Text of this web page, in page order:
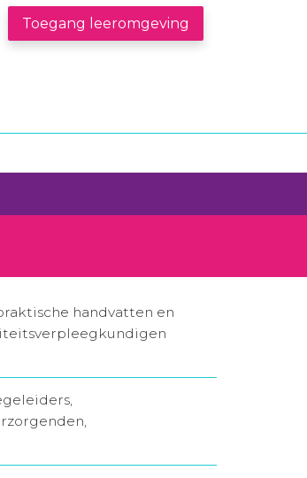
Toegang leeromgeving
handvatten en